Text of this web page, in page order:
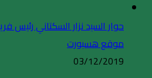
حوار السيد نزار السكتاني رئيس
موقع هسبورت
03/12/2019